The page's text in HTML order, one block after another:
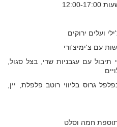
ועלים ירוקים
עם צ'ימיצ'ורי
עם עגבניות שרי, בצל סגול,
גרוס בליווי רוטב פלפלת, יין,
חמה וסלט